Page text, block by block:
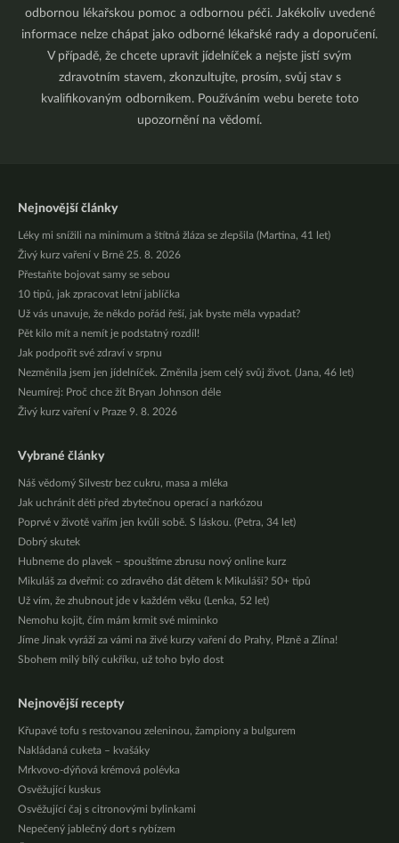
odbornou lékařskou pomoc a odbornou péči. Jakékoliv uvedené
informace nelze chápat jako odborné lékařské rady a doporučení.
V případě, že chcete upravit jídelníček a nejste jistí svým
zdravotním stavem, zkonzultujte, prosím, svůj stav s
kvalifikovaným odborníkem. Používáním webu berete toto
upozornění na vědomí.
Nejnovější články
Léky mi snížili na minimum a štítná žláza se zlepšila (Martina, 41 let)
Živý kurz vaření v Brně 25. 8. 2026
Přestaňte bojovat samy se sebou
10 tipů, jak zpracovat letní jablíčka
Už vás unavuje, že někdo pořád řeší, jak byste měla vypadat?
Pět kilo mít a nemít je podstatný rozdíl!
Jak podpořit své zdraví v srpnu
Nezměnila jsem jen jídelníček. Změnila jsem celý svůj život. (Jana, 46 let)
Neumírej: Proč chce žít Bryan Johnson déle
Živý kurz vaření v Praze 9. 8. 2026
Vybrané články
Náš vědomý Silvestr bez cukru, masa a mléka
Jak uchránit děti před zbytečnou operací a narkózou
Poprvé v životě vařím jen kvůli sobě. S láskou. (Petra, 34 let)
Dobrý skutek
Hubneme do plavek – spouštíme zbrusu nový online kurz
Mikuláš za dveřmi: co zdravého dát dětem k Mikuláši? 50+ tipů
Už vím, že zhubnout jde v každém věku (Lenka, 52 let)
Nemohu kojit, čím mám krmit své miminko
Jíme Jinak vyráží za vámi na živé kurzy vaření do Prahy, Plzně a Zlína!
Sbohem milý bílý cukříku, už toho bylo dost
Nejnovější recepty
Křupavé tofu s restovanou zeleninou, žampiony a bulgurem
Nakládaná cuketa – kvašáky
Mrkvovo-dýňová krémová polévka
Osvěžující kuskus
Osvěžující čaj s citronovými bylinkami
Nepečený jablečný dort s rybízem